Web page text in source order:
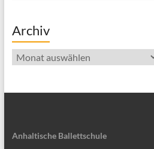
Archiv
Archiv
Anhaltische Ballettschule